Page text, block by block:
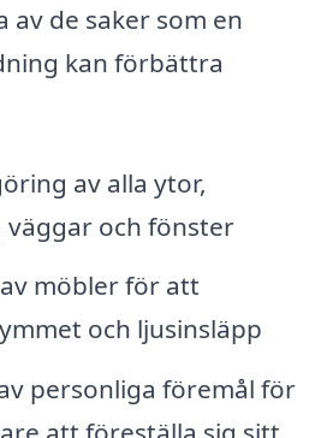
av de saker som en
kan förbättra
av alla ytor,
väggar och fönster
möbler för att
och ljusinsläpp
personliga föremål för